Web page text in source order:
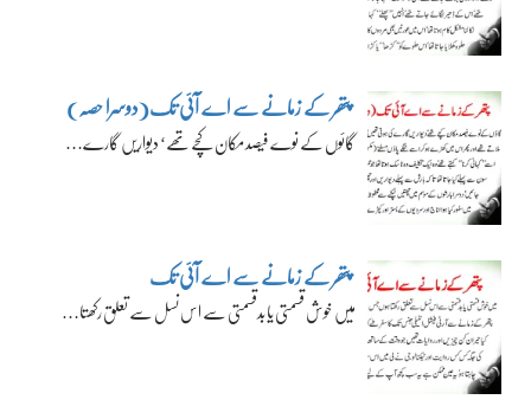
پتھر کے زمانے سے اے آئی تک(دوسرا حصہ)
گائوں کے نوے فیصد مکان کچے تھے‘ دیواریں گارے…
پتھر کے زمانے سے اے آئی تک
میں خوش قسمتی یا بدقسمتی سے اس نسل سے تعلق رکھتا…